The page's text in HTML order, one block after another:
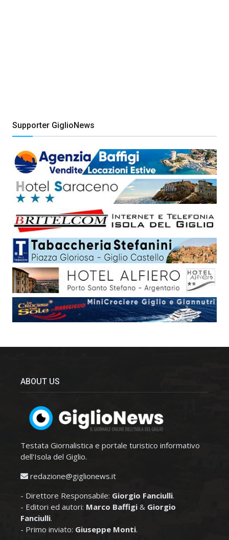
Supporter GiglioNews
ABOUT US
Testata Giornalistica e portale turistico informativo
dell'Isola del Giglio.
redazione@giglionews.it
- Direttore Responsabile: Giorgio Fanciulli.
- Editori ed autori: Marco Baffigi & Giorgio
Fanciulli.
- Primo inviato: Giuseppe Monti.